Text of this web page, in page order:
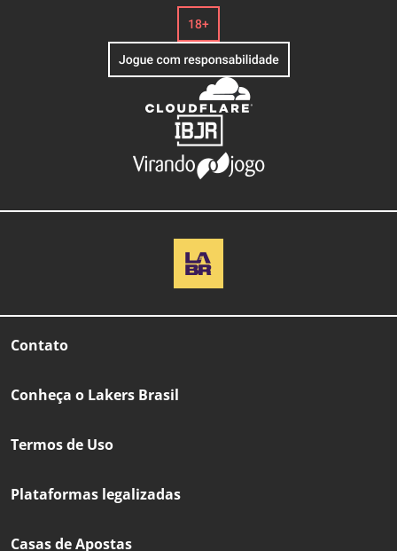
Contato
Conheça o Lakers Brasil
Termos de Uso
Plataformas legalizadas
Casas de Apostas